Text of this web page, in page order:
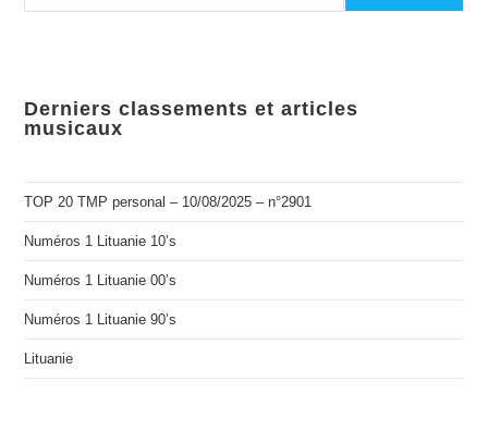
Derniers classements et articles
musicaux
TOP 20 TMP personal – 10/08/2025 – n°2901
Numéros 1 Lituanie 10’s
Numéros 1 Lituanie 00’s
Numéros 1 Lituanie 90’s
Lituanie